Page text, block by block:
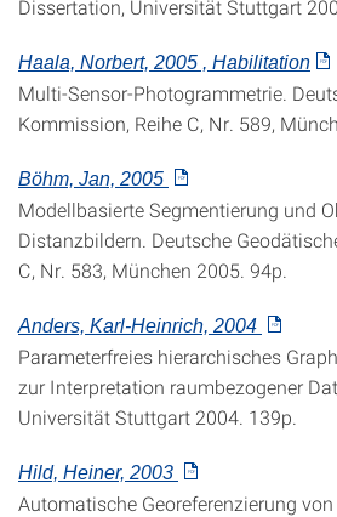
Dissertation, Universität Stuttgart
Haala, Norbert, 2005 , Habilitation
Multi-Sensor-Photogrammetrie.
Kommission, Reihe C, Nr. 589,
Böhm, Jan, 2005
Modellbasierte Segmentierung und
Distanzbildern. Deutsche
C, Nr. 583, München 2005. 94p.
Anders, Karl-Heinrich, 2004
Parameterfreies hierarchisches
zur Interpretation raumbezogener
Universität Stuttgart 2004. 139p.
Hild, Heiner, 2003
Automatische Georeferenzierung von